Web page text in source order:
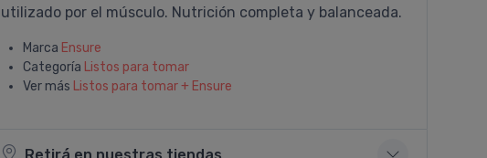
utilizado por el músculo. Nutrición completa y balanceada.
Marca Ensure
Categoría Listos para tomar
Ver más Listos para tomar + Ensure
Retirá en nuestras tiendas